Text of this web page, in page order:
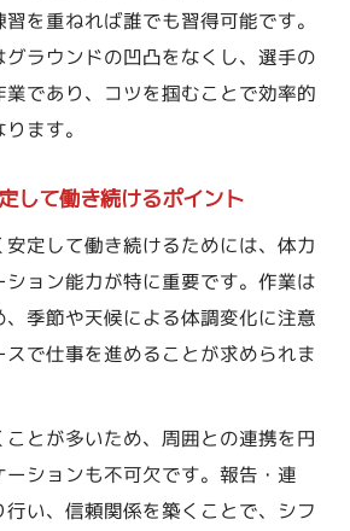
を重ねれば誰でも習得可能です。
ラウンドの凹凸をなくし、選手の
であり、コツを掴むことで効率的
ます。
して働き続けるポイント
定して働き続けるためには、体力
ョン能力が特に重要です。作業は
季節や天候による体調変化に注意
スで仕事を進めることが求められま
とが多いため、周囲との連携を円
ションも不可欠です。報告・連
い、信頼関係を築くことで、シフ